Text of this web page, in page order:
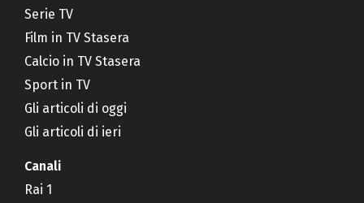
Serie TV
Film in TV Stasera
Calcio in TV Stasera
Sport in TV
Gli articoli di oggi
Gli articoli di ieri
Canali
Rai 1